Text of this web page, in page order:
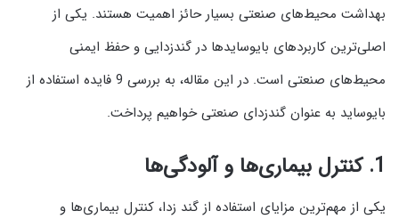
بهداشت محیط‌های صنعتی بسیار حائز اهمیت هستند. یکی از
اصلی‌ترین کاربردهای بایوسایدها در گندزدایی و حفظ ایمنی
محیط‌های صنعتی است. در این مقاله، به بررسی 9 فایده استفاده از
بایوساید به عنوان گندزدای صنعتی خواهیم پرداخت.
1. کنترل بیماری‌ها و آلودگی‌ها
یکی از مهم‌ترین مزایای استفاده از گند زدا، کنترل بیماری‌ها و